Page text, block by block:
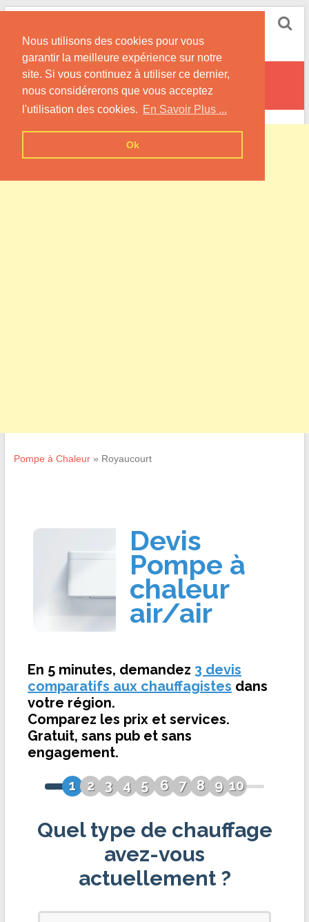
Nous utilisons des cookies pour vous
garantir la meilleure expérience sur notre
site. Si vous continuez à utiliser ce dernier,
nous considérerons que vous acceptez
l'utilisation des cookies. En Savoir Plus ...
Ok
Skip
content
Informations sur les Pompes à Chaleur
Royaucourt
Pompe à Chaleur» Royaucourt